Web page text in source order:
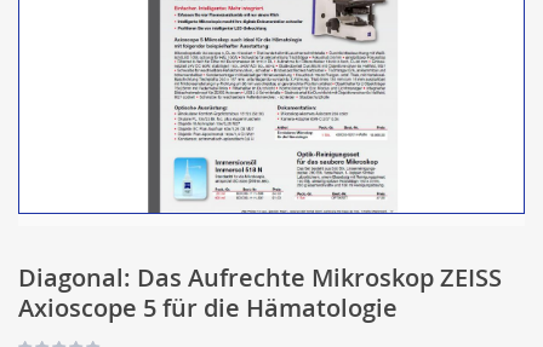
Diagonal: Das Aufrechte Mikroskop ZEISS
Axioscope 5 für die Hämatologie